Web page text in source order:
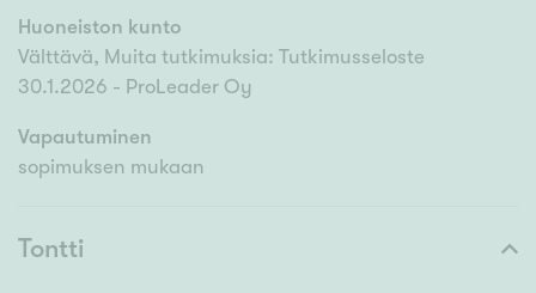
Huoneiston kunto
Välttävä, Muita tutkimuksia: Tutkimusseloste
30.1.2026 - ProLeader Oy
Vapautuminen
sopimuksen mukaan
Tontti